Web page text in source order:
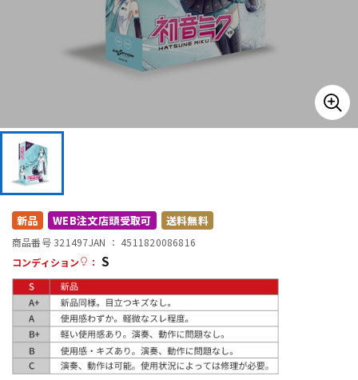
その他楽器
アンプ
配信/ライブ機器
中古 ヴィンテージ
新品 WEB注文店頭受取可 送料無料
商品番号 321497JAN ： 4511820086816
コンディション
： S